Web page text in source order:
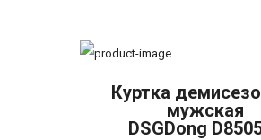
ПОДРОБНЕЕ
Куртка
мужская
DSGDong